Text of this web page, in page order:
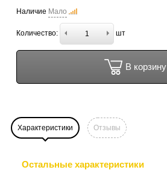
Наличие Мало
Количество: шт
В корзину
Характеристики Отзывы
Остальные характеристики